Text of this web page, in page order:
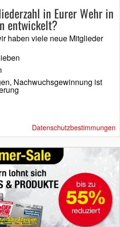
in Eurer Wehr in
entwickelt?
haben viele neue Mitglieder
Nachwuchsgewinnung ist
Datenschutzbestimmungen